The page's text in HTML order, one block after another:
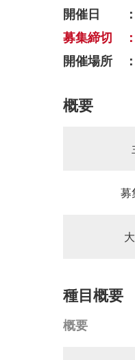
開催日 ：
募集締切
開催場所
概要
募
種目概要
概要